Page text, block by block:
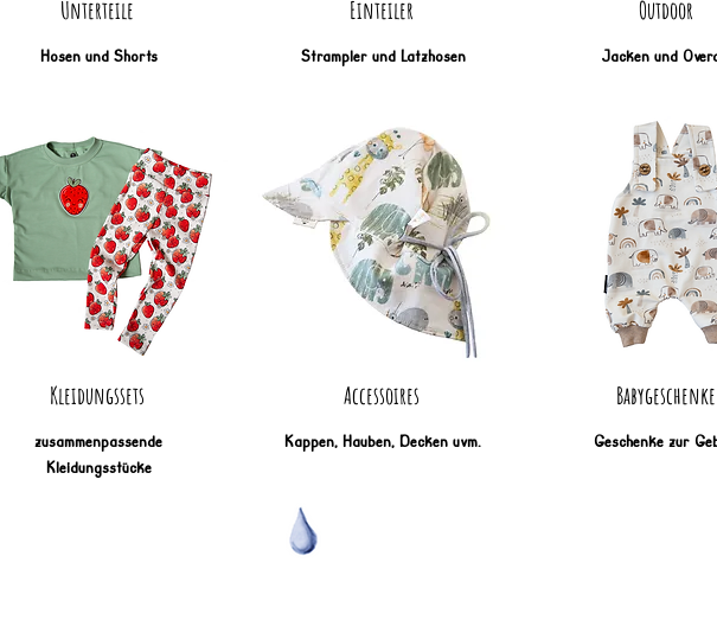
Unterteile
Hosen und Shorts
Kleidungssets
zusammenpassende
Kleidungsstücke
Einteiler
Strampler und Latzhosen
Accessoires
Kappen, Hauben, Decken uvm.
Outdoor
Jacken und
Babygeschenke
Geschenke zur